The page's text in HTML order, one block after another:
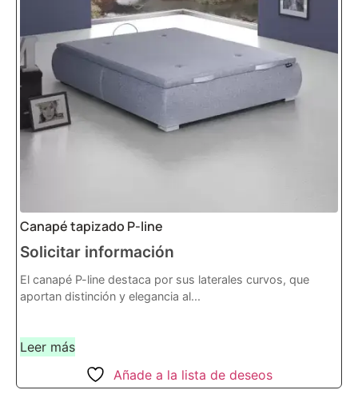
Canapé tapizado P-line
Solicitar información
El canapé P-line destaca por sus laterales curvos, que
aportan distinción y elegancia al...
Leer más
Añade a la lista de deseos